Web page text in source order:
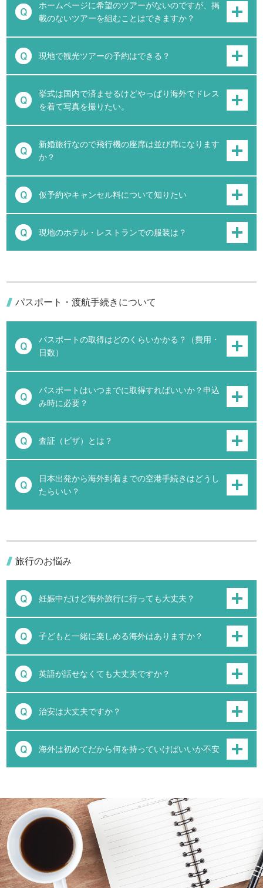
ホームページに希望のツアーがないのですが、掲
載のないツアーを組むことはできますか？
現地で観光ツアーの予約はできる？
挙式は国内で済ませるけどやっぱり海外でドレス
を着て写真を撮りたい。
新婚旅行なので飛行機の座席は並び席になります
か？
仮予約やキャンセル料について知りたい
現地のホテル・レストランでの服装は？
パスポート・渡航手続きについて
パスポートの取得はどのくらいかかる？（費用・
日数）
パスポートはいつまでに取得すればいいか？申込
み時に必要？
査証（ビザ）とは？
日本出発から海外到着までの空港手続きはどうし
たらいい？
旅行のお悩み
妊娠中だけど海外旅行に行っても大丈夫？
子どもと一緒に楽しめる海外はありますか？
英語が話せなくても大丈夫ですか？
治安は大丈夫ですか？
海外は初めてだから何を持っていけばいいか不安